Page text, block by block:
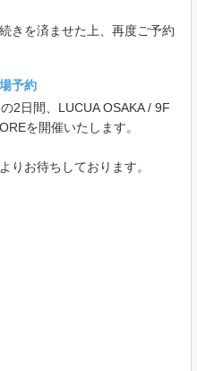
きを済ませた上、再度ご予約
予約
2日間、LUCUA OSAKA / 9F
を開催いたします。
りお待ちしております。